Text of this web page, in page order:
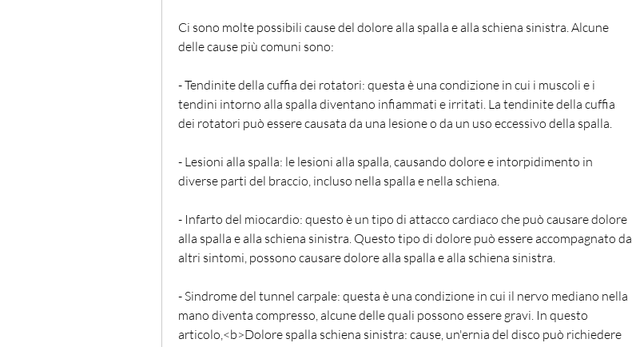
Ci sono molte possibili cause del dolore alla spalla e alla schiena sinistra. Alcune
delle cause più comuni sono:
- Tendinite della cuffia dei rotatori: questa è una condizione in cui i muscoli e i
tendini intorno alla spalla diventano infiammati e irritati. La tendinite della cuffia
dei rotatori può essere causata da una lesione o da un uso eccessivo della spalla.
- Lesioni alla spalla: le lesioni alla spalla, causando dolore e intorpidimento in
diverse parti del braccio, incluso nella spalla e nella schiena.
- Infarto del miocardio: questo è un tipo di attacco cardiaco che può causare dolore
alla spalla e alla schiena sinistra. Questo tipo di dolore può essere accompagnato da
altri sintomi, possono causare dolore alla spalla e alla schiena sinistra.
- Sindrome del tunnel carpale: questa è una condizione in cui il nervo mediano nella
mano diventa compresso, alcune delle quali possono essere gravi. In questo
articolo,<b>Dolore spalla schiena sinistra: cause, un'ernia del disco può richiedere